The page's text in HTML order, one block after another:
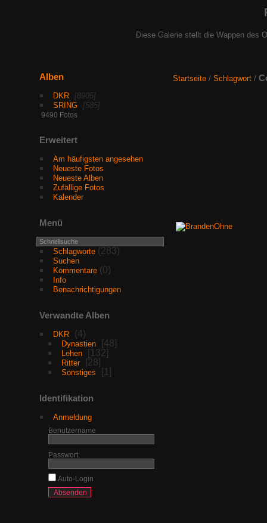
Diese Galerie stellt die Wappen des
Alben
DKR
8905
SRING
585
9490 Fotos
Erweitert
Am häufigsten angesehen
Neueste Fotos
Neueste Alben
Zufällige Fotos
Kalender
Menü
Schlagworte(283)
Suchen
Kommentare(0)
Info
Benachrichtigungen
Verwandte Alben
DKR 4
Dynastien 48
Lehen 132
Ritter 28
Sonstiges 1
Identifikation
Anmeldung
Benutzername
Passwort
Auto-Login
Startseite / Schlagwort /